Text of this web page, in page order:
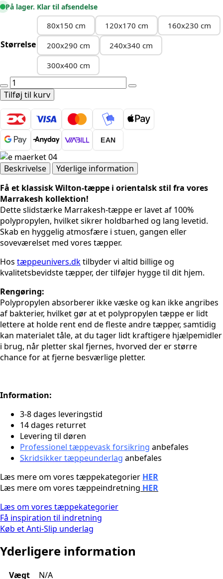
På lager. Klar til afsendelse
Størrelse
80x150 cm 120x170 cm
160x230 cm
200x290 cm
240x340 cm
300x400 cm
MARRAKESH
0207
GRÅ
antal
Tilføj til kurv
EAN
Beskrivelse
Yderlige information
Få et klassisk Wilton-tæppe i orientalsk stil fra vores
Marrakesh kollektion!
Dette slidstærke Marrakesh-tæppe er lavet af 100%
polypropylen, hvilket sikrer holdbarhed og lang levetid.
Skab en hyggelig atmosfære i stuen, gangen eller
soveværelset med vores tæpper.
Hos tæppeunivers.dktilbyder vi altid billige og
kvalitetsbevidste tæpper, der tilføjer hygge til dit hjem.
Rengøring:
Polypropylen absorberer ikke væske og kan ikke angribes
af bakterier, hvilket gør at et polypropylen tæppe er lidt
lettere at holde rent end de fleste andre tæpper, samtidig
kan materialet tåle, at du tager lidt kraftigere hjælpemidler
i brug, når pletter skal fjernes, hvorved der er større
chance for at fjerne besværlige pletter.
Information:
3-8 dages leveringstid
14 dages returret
Levering til døren
Professionel tæppevask forsikring anbefales
Skridsikker tæppeunderlag anbefales
Læs mere om vores tæppekategorier HER
Læs mere om vores tæppeindretning HER
Læs om vores tæppekategorier
Få inspiration til indretning
Køb et Anti-Slip underlag
Yderligere information
Vægt
N/A